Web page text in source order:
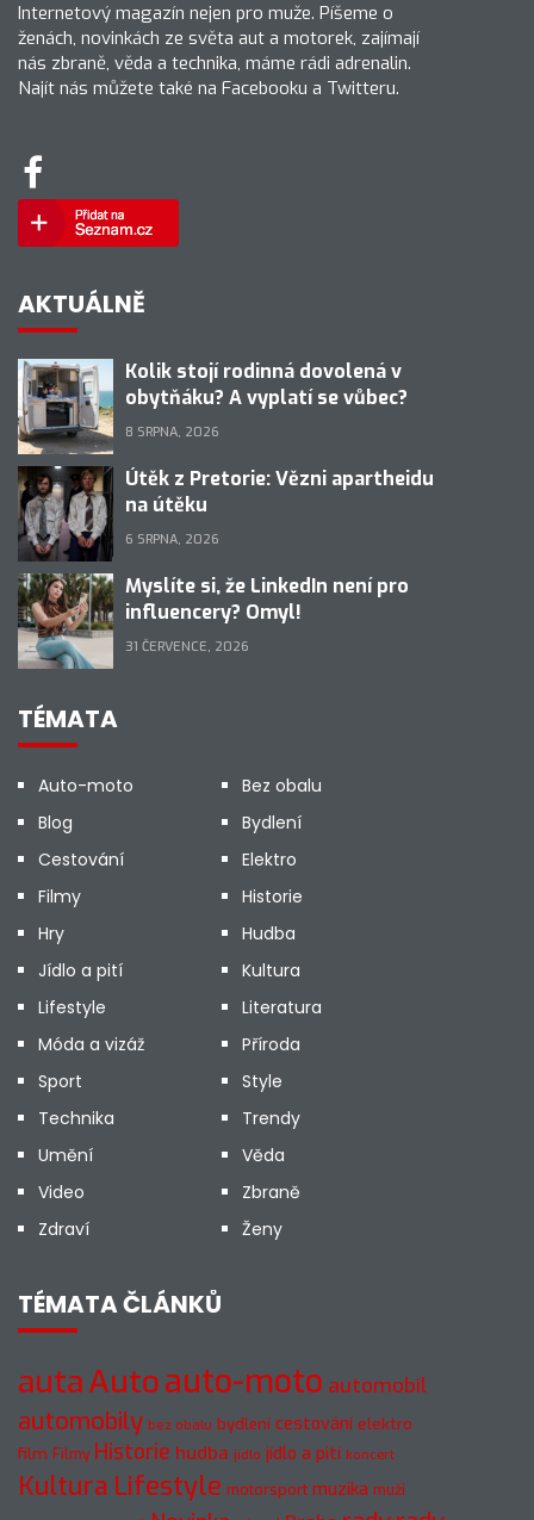
Internetový magazín nejen pro muže. Píšeme o
ženách, novinkách ze světa aut a motorek, zajímají
nás zbraně, věda a technika, máme rádi adrenalin.
Najít nás můžete také na Facebooku a Twitteru.
AKTUÁLNĚ
Kolik stojí rodinná dovolená v
obytňáku? A vyplatí se vůbec?
8 SRPNA, 2026
Útěk z Pretorie: Vězni apartheidu
na útěku
6 SRPNA, 2026
Myslíte si, že LinkedIn není pro
influencery? Omyl!
31 ČERVENCE, 2026
TÉMATA
Auto-moto
Bez obalu
Blog
Bydlení
Cestování
Elektro
Filmy
Historie
Hry
Hudba
Jídlo a pití
Kultura
Lifestyle
Literatura
Móda a vizáž
Příroda
Sport
Style
Technika
Trendy
Umění
Věda
Video
Zbraně
Zdraví
Ženy
TÉMATA ČLÁNKŮ
autaAutoauto-moto automobil
automobily bez obalu bydlení cestování elektro
film Filmy Historie hudba jídlo jídlo a pití koncert
Kultura Lifestyle motorsport muzika muži